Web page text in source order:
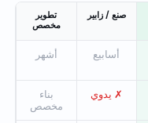
صنع / زابير
تطوير
مخصص
أسابيع أشهر
✗ يدوي
بناء
مخصص